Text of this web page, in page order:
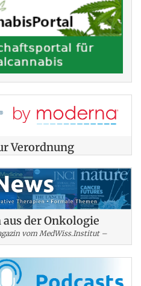
Verordnung
der Onkologie
vom MedWiss.Institut –